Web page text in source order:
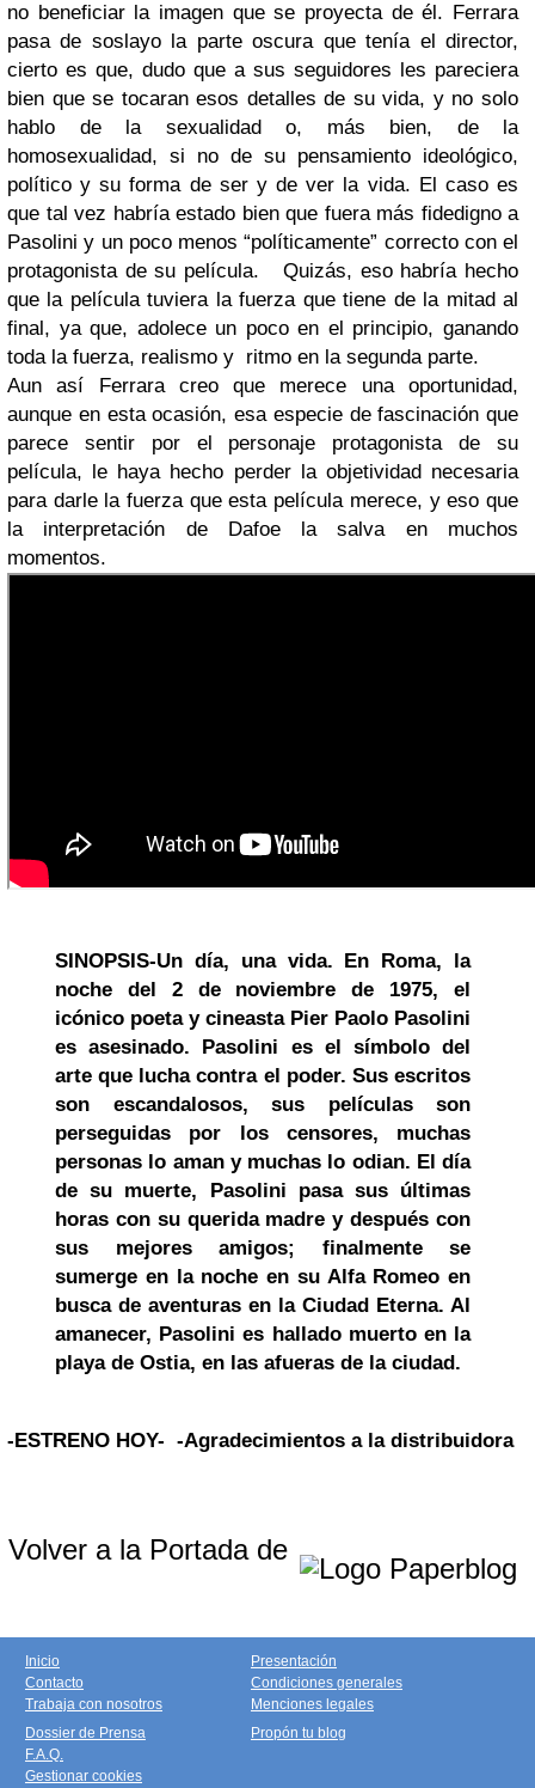
no beneficiar la imagen que se proyecta de él. Ferrara
pasa de soslayo la parte oscura que tenía el director,
cierto es que, dudo que a sus seguidores les pareciera
bien que se tocaran esos detalles de su vida, y no solo
hablo de la sexualidad o, más bien, de la
homosexualidad, si no de su pensamiento ideológico,
político y su forma de ser y de ver la vida. El caso es
que tal vez habría estado bien que fuera más fidedigno a
Pasolini y un poco menos “políticamente” correcto con el
protagonista de su película.
Quizás, eso habría hecho
que la película tuviera la fuerza que tiene de la mitad al
final, ya que, adolece un poco en el principio, ganando
toda la fuerza, realismo y ritmo en la segunda parte.
Aun así Ferrara creo que merece una oportunidad,
aunque en esta ocasión, esa especie de fascinación que
parece sentir por el personaje protagonista de su
película, le haya hecho perder la objetividad necesaria
para darle la fuerza que esta película merece, y eso que
la interpretación de Dafoe la salva en muchos
momentos.
SINOPSIS-Un día, una vida. En Roma, la
noche del 2 de noviembre de 1975, el
icónico poeta y cineasta Pier Paolo Pasolini
es asesinado. Pasolini es el símbolo del
arte que lucha contra el poder. Sus escritos
son escandalosos, sus películas son
perseguidas por los censores, muchas
personas lo aman y muchas lo odian. El día
de su muerte, Pasolini pasa sus últimas
horas con su querida madre y después con
sus mejores amigos; finalmente se
sumerge en la noche en su Alfa Romeo en
busca de aventuras en la Ciudad Eterna. Al
amanecer, Pasolini es hallado muerto en la
playa de Ostia, en las afueras de la ciudad.
-ESTRENO HOY- -Agradecimientos a la distribuidora
Volver a la Portada de
Inicio
Contacto
Trabaja con nosotros
Presentación
Condiciones generales
Menciones legales
Dossier de Prensa
F.A.Q.
Gestionar cookies
Propón tu blog